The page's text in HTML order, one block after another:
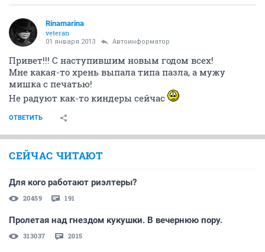
Rinamarina
veteran
01 января 2013 Автоинформатор
Привет!!! С наступившим новым годом всех!
Мне какая-то хрень выпала типа пазла, а мужу
мишка с печатью!
Не радуют как-то киндеры сейчас
ОТВЕТИТЬ
СЕЙЧАС ЧИТАЮТ
Для кого работают риэлтеры?
20459 191
Пролетая над гнездом кукушки. В вечернюю пору.
313037 2015